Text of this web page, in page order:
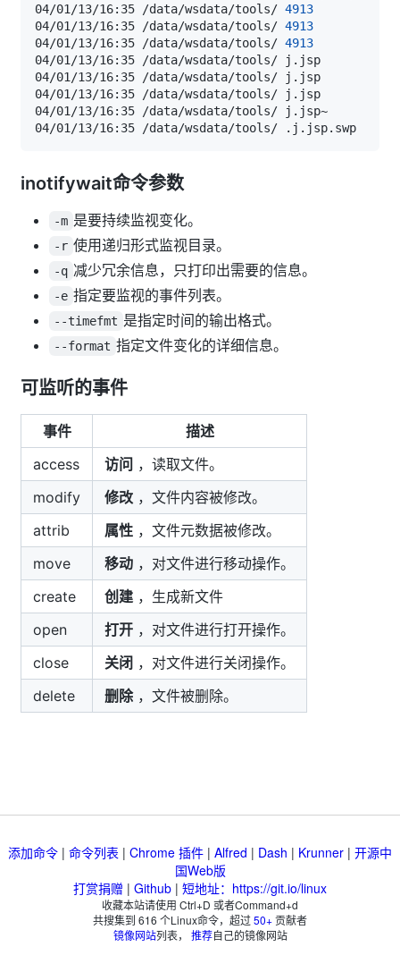
04/01/13/16:35 /data/wsdata/tools/ 4913
04/01/13/16:35 /data/wsdata/tools/ 4913
04/01/13/16:35 /data/wsdata/tools/ 4913
inotifywait命令参数
-m 是要持续监视变化。
-r 使用递归形式监视目录。
-q 减少冗余信息，只打印出需要的信息。
-e 指定要监视的事件列表。
--timefmt 是指定时间的输出格式。
--format 指定文件变化的详细信息。
可监听的事件
事件
描述
access
访问 ，读取文件。
modify
修改 ，文件内容被修改。
attrib
属性 ，文件元数据被修改。
move
移动 ，对文件进行移动操作。
create
创建 ，生成新文件
open
打开 ，对文件进行打开操作。
close
关闭 ，对文件进行关闭操作。
delete
删除，文件被删除。
添加命令 | 命令列表 | Chrome 插件 | Alfred | Dash | Krunner | 开源中
国Web版
打赏捐赠 | Github | 短地址：https://git.io/linux
收藏本站请使用 Ctrl+D 或者Command+d
共搜集到 616 个Linux命令，超过50+贡献者
镜像网站列表， 推荐自己的镜像网站